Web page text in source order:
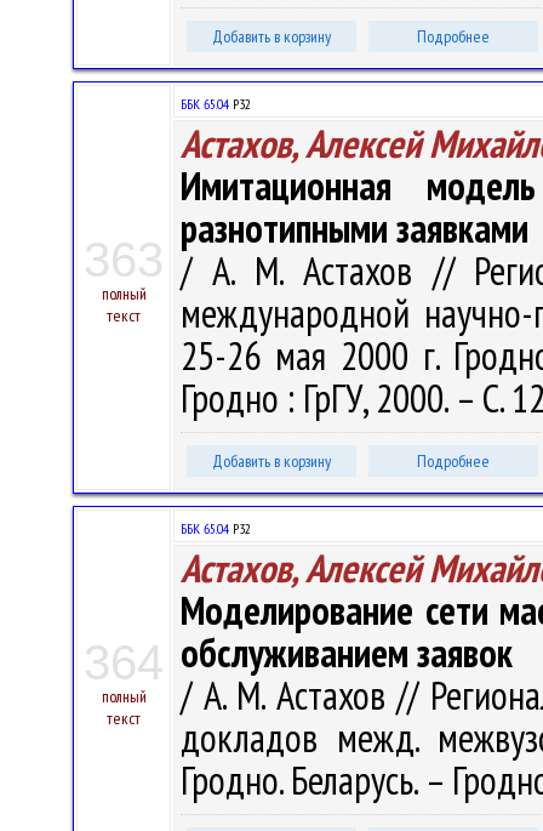
Добавить в корзину Подробнее
363
полный
текст
ББК 65.04 Р32
Астахов, Алексей
Имитационная
разнотипными заявками
/ А. М. Астахов //
международной
25-26 мая 2000 г.
Гродно : ГрГУ, 2000. – С.
Добавить в корзину Подробнее
364
полный
текст
ББК 65.04 Р32
Астахов, Алексей
Моделирование сети
обслуживанием заявок
/ А. М. Астахов //
докладов межд.
Гродно. Беларусь. –